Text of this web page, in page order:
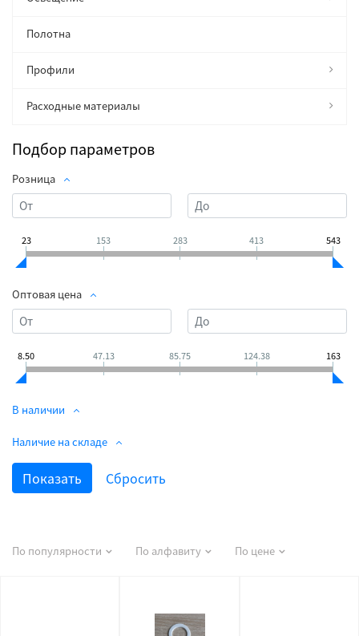
Полотна
Профили
Расходные материалы
Подбор параметров
Розница
23 153 283 413 543
Оптовая цена
8.50 47.13 85.75 124.38 163
В наличии
Наличие на складе
По популярности По алфавиту По цене